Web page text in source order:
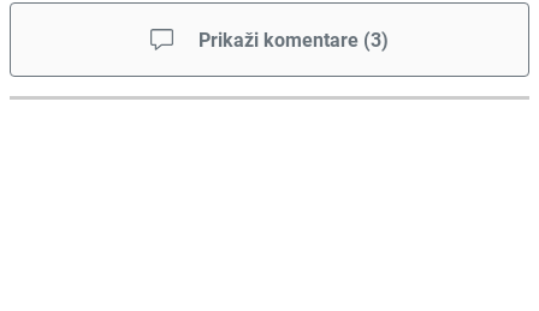
Prikaži komentare (3)